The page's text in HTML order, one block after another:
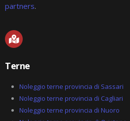
partners.
M
a
p
m
r
k
d
Terne
Noleggio terne provincia di Sassari
Noleggio terne provincia di Cagliari
Noleggio terne provincia di Nuoro